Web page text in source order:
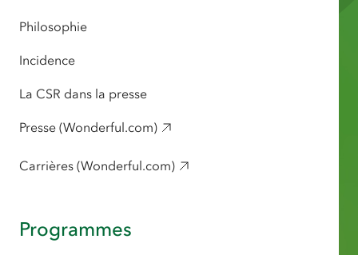
Philosophie
Incidence
La CSR dans la presse
Presse (Wonderful.com)
Carrières (Wonderful.com)
Programmes